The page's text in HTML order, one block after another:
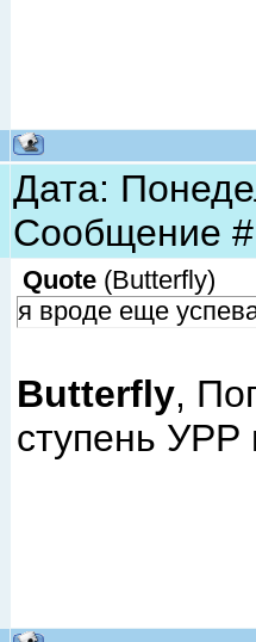
Дата:
Сообщение
Quote (Butterfly)
я вроде еще
Butterfly,
ступень УРР